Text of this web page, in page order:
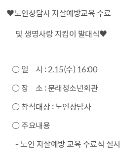
♥노인상담사 자살예방교육 수료
및 생명사랑 지킴이 발대식♥
○ 일 시 : 2.15(수) 16:00
○ 장 소 : 문래청소년회관
○ 참석대상 : 노인상담사
○ 주요내용
- 노인 자살예방 교육 수료식 실시